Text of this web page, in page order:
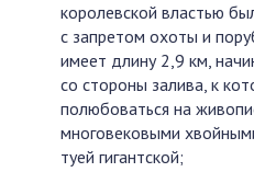
королевской властью
с запретом охоты и
имеет длину 2,9 км,
со стороны залива, к
полюбоваться на
многовековыми
туей гигантской;